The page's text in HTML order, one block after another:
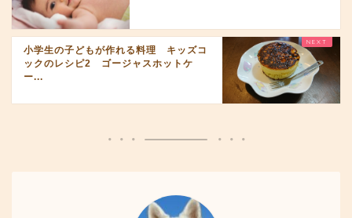
小学生の子どもが作れる料理 キッズコ
ックのレシピ2 ゴージャスホットケ
ー...